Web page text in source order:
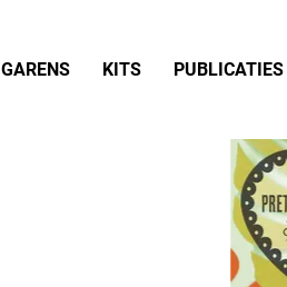
GARENS KITS PUBLICATIES